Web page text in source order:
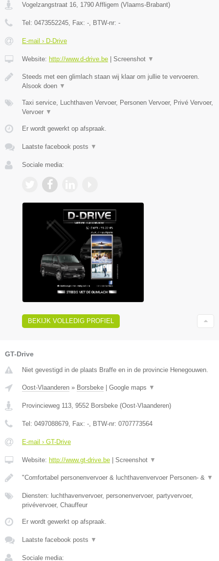
Vogelzangstraat 16 1790 Affligem (Vlaams-Brabant)
Tel: 0473552245 , Fax: - , BTW-nr: -
E-mail › D-Drive
Website: http://www.d-drive.be | Screenshot ▼
Steeds met een glimlach staan wij klaar om jullie te vervoeren.
Alsook doen ▼
Taxi service, Luchthaven Vervoer, Personen Vervoer, Privé Vervoer,
Vervoer ▼
Er wordt gewerkt op afspraak.
Laatste facebook posts ▼
Sociale media:
BEKIJK VOLLEDIG PROFIEL
GT-Drive
Niet gevestigd in de plaats Braffe en in de provincie Henegouwen.
Oost-Vlaanderen » Borsbeke Google maps ▼
Provincieweg 113, 9552 Borsbeke (Oost-Vlaanderen)
Tel: 0497088679, Fax: -, BTW-nr: 0707773564
E-mail › GT-Drive
Website: http://www.gt-drive.be Screenshot ▼
"Comfortabel personenvervoer & luchthavenvervoer Personen- & ▼
Diensten: luchthavenvervoer, personenvervoer, partyvervoer,
privévervoer, Chauffeur
Er wordt gewerkt op afspraak.
Laatste facebook posts ▼
Sociale media: